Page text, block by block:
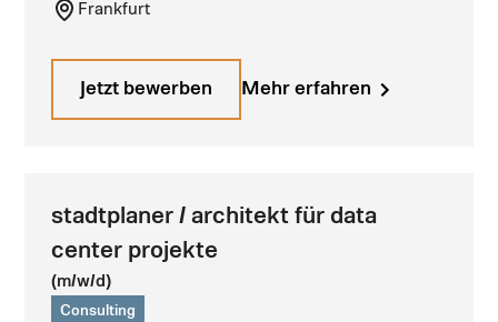
Frankfurt
Jetzt bewerben Mehr erfahren
stadtplaner / architekt für data
center projekte
(m/w/d)
Consulting